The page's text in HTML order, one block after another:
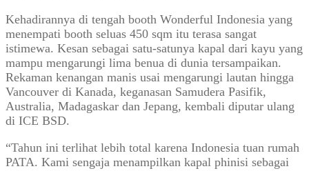
Kehadirannya di tengah booth Wonderful Indonesia yang
menempati booth seluas 450 sqm itu terasa sangat
istimewa. Kesan sebagai satu-satunya kapal dari kayu yang
mampu mengarungi lima benua di dunia tersampaikan.
Rekaman kenangan manis usai mengarungi lautan hingga
Vancouver di Kanada, keganasan Samudera Pasifik,
Australia, Madagaskar dan Jepang, kembali diputar ulang
di ICE BSD.
“Tahun ini terlihat lebih total karena Indonesia tuan rumah
PATA. Kami sengaja menampilkan kapal phinisi sebagai